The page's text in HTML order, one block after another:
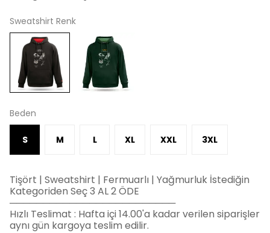
Sweatshirt Renk
Beden
S M L XL XXL 3XL
Tişört | Sweatshirt | Fermuarlı | Yağmurluk İstediğin
Kategoriden Seç 3 AL 2 ÖDE
─────────────────────────
Hızlı Teslimat : Hafta içi 14.00'a kadar verilen siparişler
aynı gün kargoya teslim edilir.